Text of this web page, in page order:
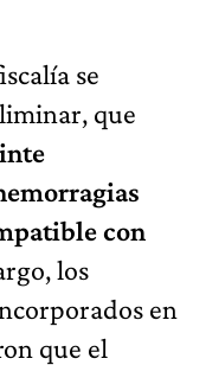
se
que
con
los
en
que el